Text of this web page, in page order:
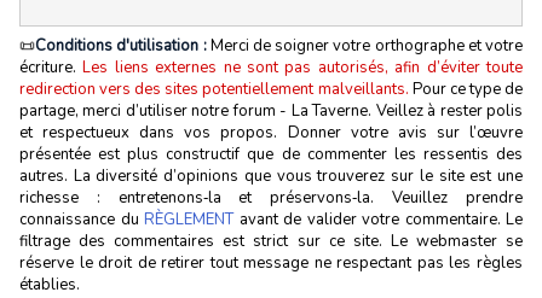
📜Conditions d'utilisation :Merci de soigner votre orthographe et votre
écriture.Les liens externes ne sont pas autorisés, afin d’éviter toute
redirection vers des sites potentiellement malveillants. Pour ce type de
partage, merci d’utiliser notre forum - La Taverne. Veillez à rester polis
et respectueux dans vos propos. Donner votre avis sur l’œuvre
présentée est plus constructif que de commenter les ressentis des
autres. La diversité d’opinions que vous trouverez sur le site est une
richesse : entretenons‑la et préservons‑la. Veuillez prendre
connaissance du RÈGLEMENTavant de valider votre commentaire. Le
filtrage des commentaires est strict sur ce site. Le webmaster se
réserve le droit de retirer tout message ne respectant pas les règles
établies.